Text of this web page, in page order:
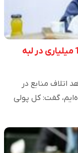
معاون رئیس جمهور: سرمایه‌گذاری 1000 میلیاری در لبه
اتلاف منابع در
گفت: کل پولی